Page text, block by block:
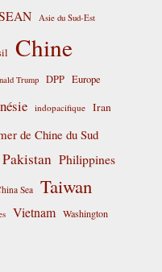
Asie du Sud-Est
Chine
Trump DPP Europe
indopacifique Iran
de Chine du Sud
Pakistan Philippines
Sea Taiwan
Vietnam Washington